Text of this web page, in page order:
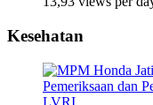
Kesehatan